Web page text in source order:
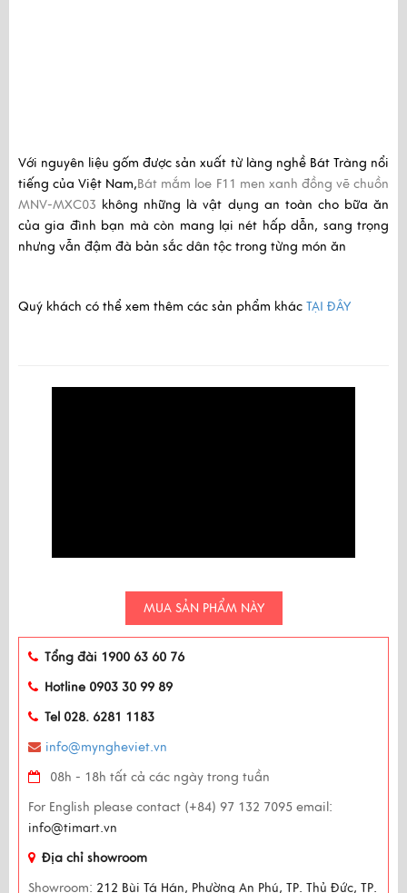
Với nguyên liệu gốm được sản xuất từ làng nghề Bát Tràng nổi
tiếng của Việt Nam,Bát mắm loe F11 men xanh đồng vẽ chuồn
MNV-MXC03 không những là vật dụng an toàn cho bữa ăn
của gia đình bạn mà còn mang lại nét hấp dẫn, sang trọng
nhưng vẫn đậm đà bản sắc dân tộc trong từng món ăn
Quý khách có thể xem thêm các sản phẩm khác TẠI ĐÂY
MUA SẢN PHẨM NÀY
Tổng đài 1900 63 60 76
Hotline 0903 30 99 89
Tel 028. 6281 1183
info@myngheviet.vn
08h - 18h tất cả các ngày trong tuần
For English please contact (+84) 97 132 7095 email:
info@timart.vn
Địa chỉ showroom
Showroom: 212 Bùi Tá Hán, Phường An Phú, TP. Thủ Đức, TP.